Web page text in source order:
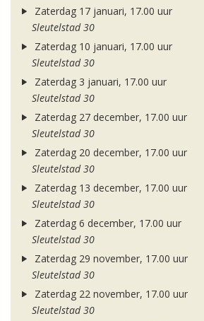
Zaterdag 17 januari, 17.00 uur
Sleutelstad 30
Zaterdag 10 januari, 17.00 uur
Sleutelstad 30
Zaterdag 3 januari, 17.00 uur
Sleutelstad 30
Zaterdag 27 december, 17.00 uur
Sleutelstad 30
Zaterdag 20 december, 17.00 uur
Sleutelstad 30
Zaterdag 13 december, 17.00 uur
Sleutelstad 30
Zaterdag 6 december, 17.00 uur
Sleutelstad 30
Zaterdag 29 november, 17.00 uur
Sleutelstad 30
Zaterdag 22 november, 17.00 uur
Sleutelstad 30